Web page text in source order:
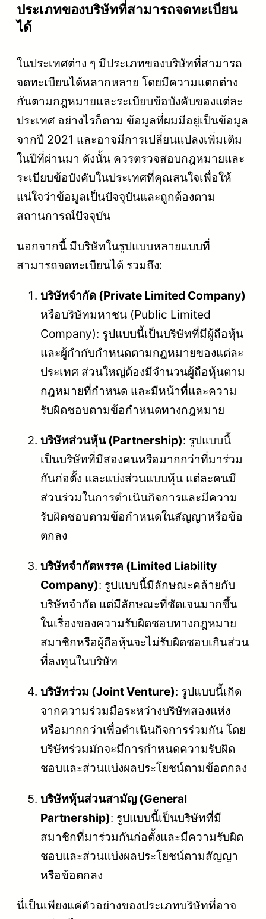
ประเภทของบริษัทที่สามารถจดทะเบียน
ได้
ในประเทศต่าง ๆ มีประเภทของบริษัทที่สามารถ
จดทะเบียนได้หลากหลาย โดยมีความแตกต่าง
กันตามกฎหมายและระเบียบข้อบังคับของแต่ละ
ประเทศ อย่างไรก็ตาม ข้อมูลที่ผมมีอยู่เป็นข้อมูล
จากปี 2021 และอาจมีการเปลี่ยนแปลงเพิ่มเติม
ในปีที่ผ่านมา ดังนั้น ควรตรวจสอบกฎหมายและ
ระเบียบข้อบังคับในประเทศที่คุณสนใจเพื่อให้
แน่ใจว่าข้อมูลเป็นปัจจุบันและถูกต้องตาม
สถานการณ์ปัจจุบัน
นอกจากนี้ มีบริษัทในรูปแบบหลายแบบที่
สามารถจดทะเบียนได้ รวมถึง:
บริษัทจำกัด (Private Limited Company)
หรือบริษัทมหาชน (Public Limited
Company): รูปแบบนี้เป็นบริษัทที่มีผู้ถือหุ้น
และผู้กำกับกำหนดตามกฎหมายของแต่ละ
ประเทศ ส่วนใหญ่ต้องมีจำนวนผู้ถือหุ้นตาม
กฎหมายที่กำหนด และมีหน้าที่และความ
รับผิดชอบตามข้อกำหนดทางกฎหมาย
บริษัทส่วนหุ้น (Partnership): รูปแบบนี้
เป็นบริษัทที่มีสองคนหรือมากกว่าที่มาร่วม
กันก่อตั้ง และแบ่งส่วนแบบหุ้น แต่ละคนมี
ส่วนร่วมในการดำเนินกิจการและมีความ
รับผิดชอบตามข้อกำหนดในสัญญาหรือข้อ
ตกลง
บริษัทจำกัดพรรค (Limited Liability
Company): รูปแบบนี้มีลักษณะคล้ายกับ
บริษัทจำกัด แต่มีลักษณะที่ชัดเจนมากขึ้น
ในเรื่องของความรับผิดชอบทางกฎหมาย
สมาชิกหรือผู้ถือหุ้นจะไม่รับผิดชอบเกินส่วน
ที่ลงทุนในบริษัท
บริษัทร่วม (Joint Venture): รูปแบบนี้เกิด
จากความร่วมมือระหว่างบริษัทสองแห่ง
หรือมากกว่าเพื่อดำเนินกิจการร่วมกัน โดย
บริษัทร่วมมักจะมีการกำหนดความรับผิด
ชอบและส่วนแบ่งผลประโยชน์ตามข้อตกลง
บริษัทหุ้นส่วนสามัญ (General
Partnership): รูปแบบนี้เป็นบริษัทที่มี
สมาชิกที่มาร่วมกันก่อตั้งและมีความรับผิด
ชอบและส่วนแบ่งผลประโยชน์ตามสัญญา
หรือข้อตกลง
นี่เป็นเพียงแค่ตัวอย่างของประเภทบริษัทที่อาจ